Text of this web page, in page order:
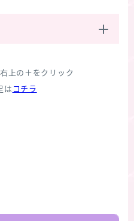
上の＋をクリック
は コチラ